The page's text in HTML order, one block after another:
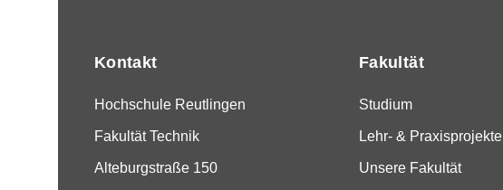
Kontakt
Hochschule Reutlingen
Fakultät Technik
Alteburgstraße 150
Fakultät
Studium
Lehr- & Praxisprojekte
Unsere Fakultät